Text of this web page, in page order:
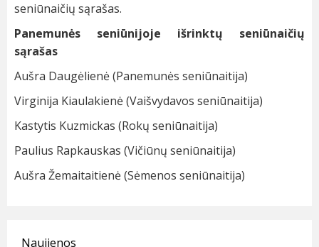
seniūnaičių sąrašas.
Panemunės seniūnijoje išrinktų seniūnaičių
sąrašas
Aušra Daugėlienė (Panemunės seniūnaitija)
Virginija Kiaulakienė (Vaišvydavos seniūnaitija)
Kastytis Kuzmickas (Rokų seniūnaitija)
Paulius Rapkauskas (Vičiūnų seniūnaitija)
Aušra Žemaitaitienė (Sėmenos seniūnaitija)
Naujienos